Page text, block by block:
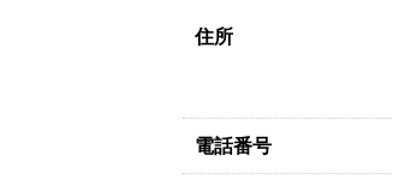
住所
電話番号